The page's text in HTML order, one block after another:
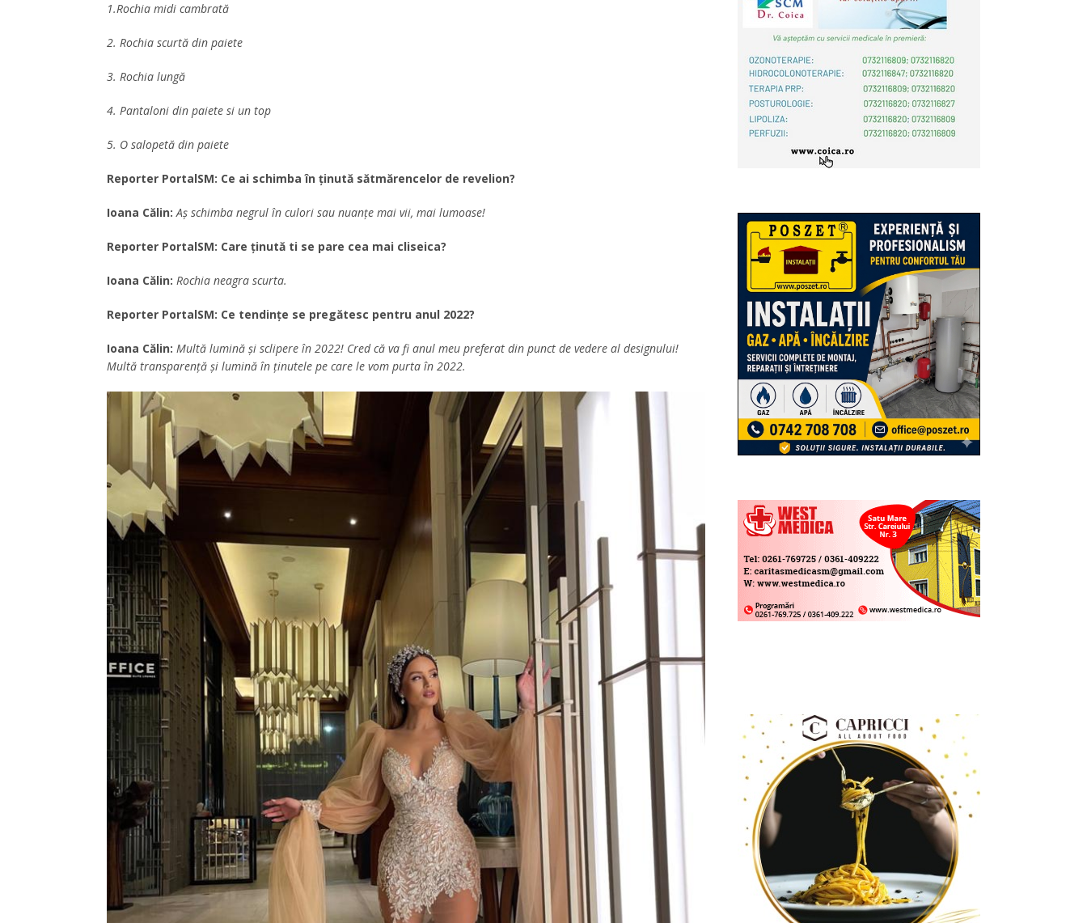
1.Rochia midi cambrată
2. Rochia scurtă din paiete
3. Rochia lungă
4. Pantaloni din paiete si un top
5. O salopetă din paiete
Reporter PortalSM: Ce ai schimba în ținută sătmărencelor de revelion?
Ioana Călin:Aș schimba negrul în culori sau nuanțe mai vii, mai lumoase!
Reporter PortalSM: Care ținută ti se pare cea mai cliseica?
Ioana Călin: Rochia neagra scurta.
Reporter PortalSM: Ce tendințe se pregătesc pentru anul 2022?
Ioana Călin: Multă lumină și sclipere în 2022! Cred că va fi anul meu preferat din punct de vedere al designului!
Multă transparență și lumină în ținutele pe care le vom purta în 2022.